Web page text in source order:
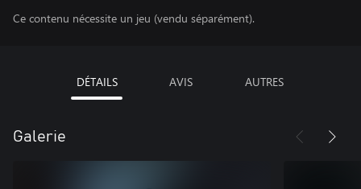
Ce contenu nécessite un jeu (vendu séparément).
DÉTAILS AVIS AUTRES
Galerie